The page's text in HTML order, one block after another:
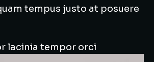
tempus justo at posuere
lacinia tempor orci